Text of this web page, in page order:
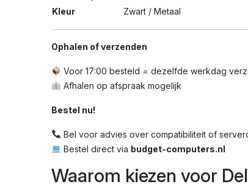
Kleur
Zwart / Metaal
Ophalen of verzenden
Voor 17:00 besteld = dezelfde werkdag
Afhalen op afspraak mogelijk
Bestel nu!
Bel voor advies over compatibiliteit of
Bestel direct via budget-computers.nl
Waarom kiezen voor